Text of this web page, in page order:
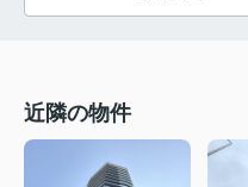
近隣の物件